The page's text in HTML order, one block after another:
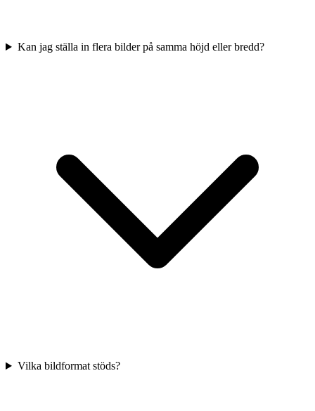
Kan jag ställa in flera bilder på samma höjd eller bredd?
Vilka bildformat stöds?